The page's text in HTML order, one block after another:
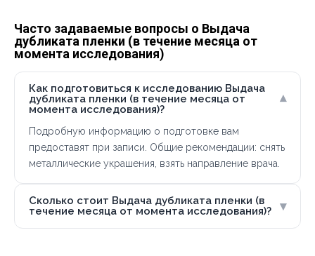
Часто задаваемые вопросы о Выдача
дубликата пленки (в течение месяца от
момента исследования)
Как подготовиться к исследованию Выдача
дубликата пленки (в течение месяца от
момента исследования)?
▾
Подробную информацию о подготовке вам
предоставят при записи. Общие рекомендации: снять
металлические украшения, взять направление врача.
Сколько стоит Выдача дубликата пленки (в
течение месяца от момента исследования)?
▾